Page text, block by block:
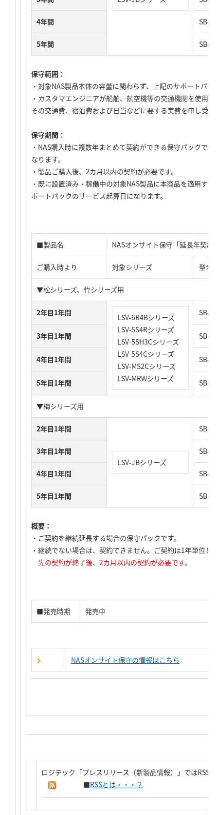
4年間 SB-
5年間 SB-
保守範囲：
・対象NAS製品本体の容量に関わらず、上記のサポートパ
・カスタマエンジニアが船舶、航空機等の交通機関を使用
その交通費、宿泊費および日当などに要する実費を申し受け
保守期間：
・NAS購入時に複数年まとめて契約ができる保守パックで
なります。
・製品ご購入後、2カ月以内の契約が必要です。
・既に設置済み・稼働中の対象NAS製品に本商品を適用す
ポートパックのサービス起算日になります。
■製品名 NASオンサイト保守「延長年契約
ご購入時より 対象シリーズ 型名
▼松シリーズ、竹シリーズ用
2年目1年間
LSV-6R4Bシリーズ
LSV-5S4Rシリーズ
LSV-5SH3Cシリーズ
LSV-5S4Cシリーズ
LSV-MS2Cシリーズ
LSV-MRWシリーズ
SB-
3年目1年間 SB-
4年目1年間 SB-
5年目1年間 SB-
▼梅シリーズ用
2年目1年間
LSV-JBシリーズ
SB-
3年目1年間 SB-
4年目1年間 SB-
5年目1年間 SB-
概要：
・ご契約を継続延長する場合の保守パックです。
・継続でない場合は、契約できません。ご契約は1年単位と
先の契約が終了後、2カ月以内の契約が必要です。
■発売時期 発売中
NASオンサイト保守の情報はこちら
ロジテック「プレスリリース（新製品情報）」ではRSS
■RSSとは・・・？